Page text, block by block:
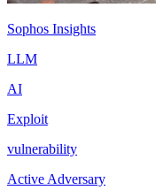
Sophos Insights
LLM
AI
Exploit
vulnerability
Active Adversary